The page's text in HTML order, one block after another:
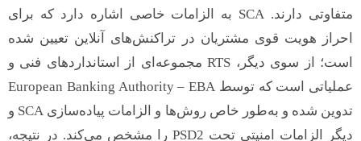
متفاوتی دارند. SCA به الزامات خاصی اشاره دارد که برای
احراز هویت قوی مشتریان در تراکنش‌های آنلاین تعیین شده
است؛ از سوی دیگر، RTS مجموعه‌ای از استانداردهای فنی و
عملیاتی است که توسط European Banking Authority – EBA
تدوین شده و به‌طور خاص روش‌ها و الزامات پیاده‌سازی SCA و
دیگر الزامات امنیتی تحت PSD2 را مشخص می‌کند. در نتیجه،